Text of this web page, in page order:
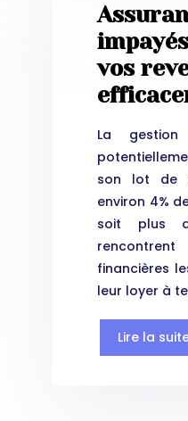
vos
La
son lot de
environ 4%
soit plus
financières
leur loyer à
Lire la